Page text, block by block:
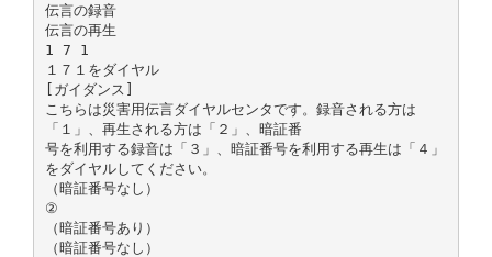
伝言の録音
伝言の再生
1 7 1
１７１をダイヤル
[ガイダンス]
こちらは災害用伝言ダイヤルセンタです。録音される方は
「１」、再生される方は「２」、暗証番
号を利用する録音は「３」、暗証番号を利用する再生は「４」
をダイヤルしてください。
（暗証番号なし）
②
（暗証番号あり）
（暗証番号なし）